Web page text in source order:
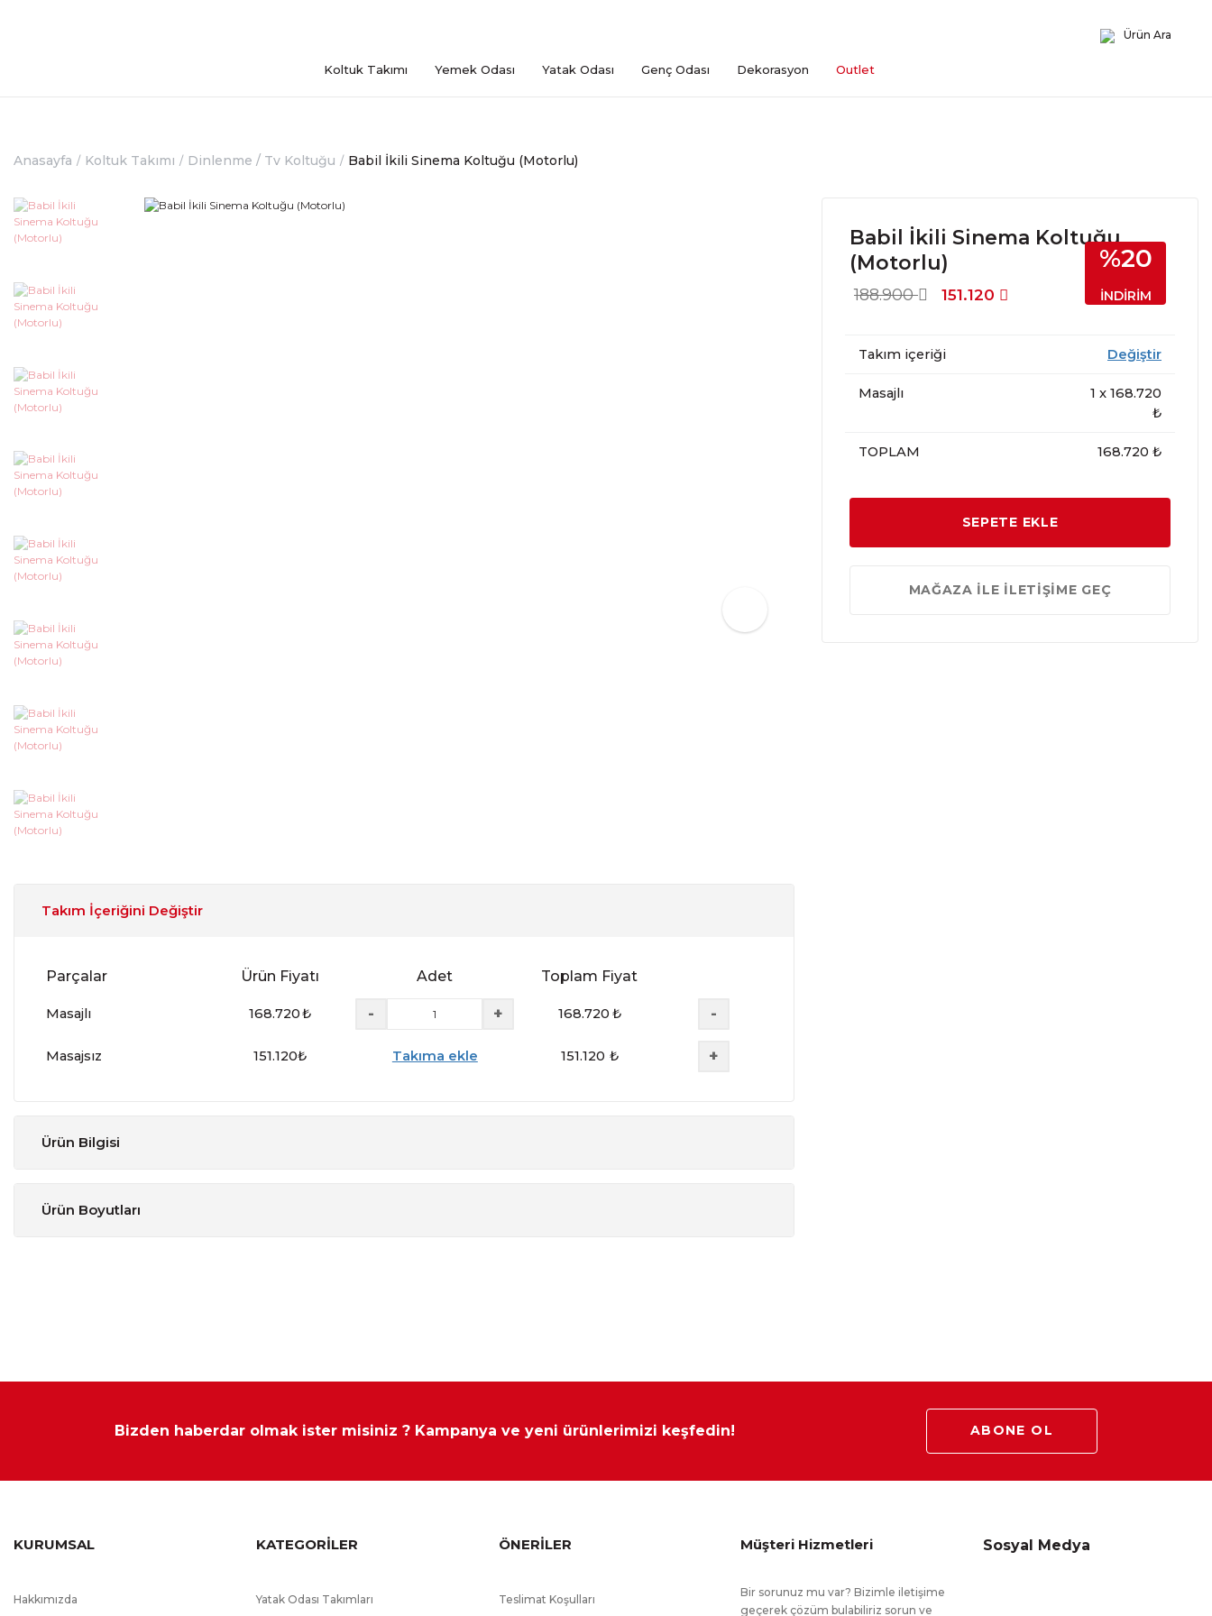
Ürün Ara
Koltuk Takımı Yemek Odası Yatak Odası Genç Odası Dekorasyon Outlet
Anasayfa Koltuk Takımı Dinlenme / Tv Koltuğu Babil İkili Sinema Koltuğu (Motorlu)
Takım İçeriğini Değiştir
Parçalar Ürün Fiyatı Adet Toplam Fiyat
Masajlı 168.720₺ - + 168.720 ₺ -
Masajsız 151.120₺ Takıma ekle 151.120 ₺ +
Ürün Bilgisi
Ürün Boyutları
Babil İkili Sinema Koltuğu
(Motorlu)
188.900 151.120 İNDİRİM
%20
Takım içeriği Değiştir
Masajlı 1 x 168.720
₺
TOPLAM 168.720 ₺
SEPETE EKLE
MAĞAZA İLE İLETİŞİME GEÇ
Bizden haberdar olmak ister misiniz ? Kampanya ve yeni ürünlerimizi keşfedin! ABONE OL
KURUMSAL
Hakkımızda
KATEGORİLER
Yatak Odası Takımları
ÖNERİLER
Teslimat Koşulları
Müşteri Hizmetleri
Bir sorunuz mu var? Bizimle iletişime
geçerek çözüm bulabiliriz sorun ve
Sosyal Medya